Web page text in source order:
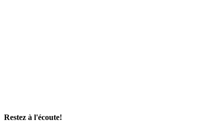
Restez à l'écoute!